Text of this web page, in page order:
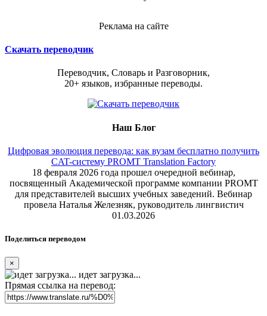
Реклама на сайте
Скачать переводчик
Переводчик, Словарь и Разговорник,
20+ языков, избранные переводы.
Наш Блог
Цифровая эволюция перевода: как вузам бесплатно получить
CAT-систему PROMT Translation Factory
18 февраля 2026 года прошел очередной вебинар,
посвященный Академической программе компании PROMT
для представителей высших учебных заведений. Вебинар
провела Наталья Железняк, руководитель лингвистич
01.03.2026
Поделиться переводом
×
идет загрузка...
Прямая ссылка на перевод: